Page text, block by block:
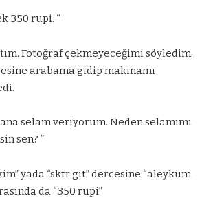
350 rupi. “
Fotoğraf çekmeyeceğimi söyledim.
arabama gidip makinamı
selam veriyorum. Neden selamımı
sen? ”
yada “sktr git” dercesine “aleyküm
da “350 rupi”